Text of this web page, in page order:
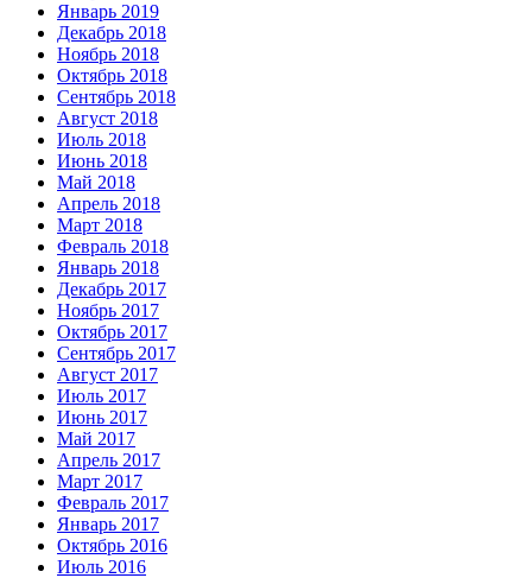
Январь 2019
Декабрь 2018
Ноябрь 2018
Октябрь 2018
Сентябрь 2018
Август 2018
Июль 2018
Июнь 2018
Май 2018
Апрель 2018
Март 2018
Февраль 2018
Январь 2018
Декабрь 2017
Ноябрь 2017
Октябрь 2017
Сентябрь 2017
Август 2017
Июль 2017
Июнь 2017
Май 2017
Апрель 2017
Март 2017
Февраль 2017
Январь 2017
Октябрь 2016
Июль 2016